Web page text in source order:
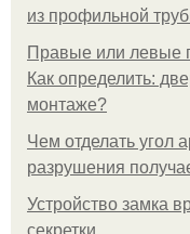
из профильной
Правые или левые
Как определить:
монтаже?
Чем отделать угол
разрушения
Устройство замка
секретки